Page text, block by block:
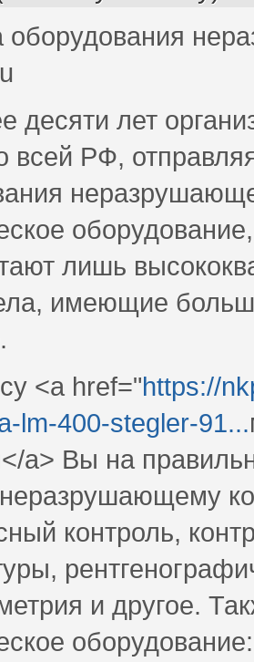
оборудования
десяти лет
всей РФ,
лишь
имеющие
<a href="https://
lm-400-stegler-91...
a> Вы на
контроль,
и другое.